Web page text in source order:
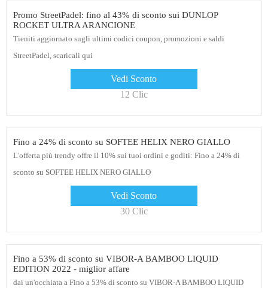
Promo StreetPadel: fino al 43% di sconto sui DUNLOP
ROCKET ULTRA ARANCIONE
Tieniti aggiornato sugli ultimi codici coupon, promozioni e saldi
StreetPadel, scaricali qui
Vedi Sconto
12 Clic
Fino a 24% di sconto su SOFTEE HELIX NERO GIALLO
L'offerta più trendy offre il 10% sui tuoi ordini e goditi: Fino a 24% di
sconto su SOFTEE HELIX NERO GIALLO
Vedi Sconto
30 Clic
Fino a 53% di sconto su VIBOR-A BAMBOO LIQUID
EDITION 2022 - miglior affare
dai un'occhiata a Fino a 53% di sconto su VIBOR-A BAMBOO LIQUID